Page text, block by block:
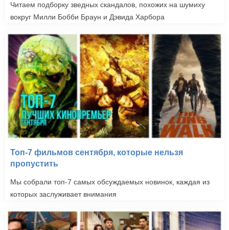
Читаем подборку зведных скандалов, похожих на шумиху
вокруг Милли Бобби Браун и Дэвида Харбора
Топ-7 фильмов сентября, которые нельзя
пропустить
Мы собрали топ-7 самых обсуждаемых новинок, каждая из
которых заслуживает внимания